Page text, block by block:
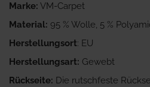
Marke: VM-Carpet
Material: 95 % Wolle, 5 %
Herstellungsort: EU
Herstellungsart: Gewebt
Rückseite: Die rutschfeste